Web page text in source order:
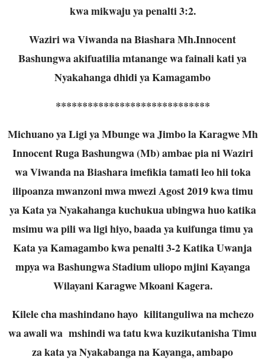
kwa mikwaju ya penalti 3:2.
Waziri wa Viwanda na Biashara Mh.Innocent
Bashungwa akifuatilia mtanange wa fainali kati ya
Nyakahanga dhidi ya Kamagambo
*****************************
Michuano ya Ligi ya Mbunge wa Jimbo la Karagwe Mh
Innocent Ruga Bashungwa (Mb) ambae pia ni Waziri
wa Viwanda na Biashara imefikia tamati leo hii toka
ilipoanza mwanzoni mwa mwezi Agost 2019 kwa timu
ya Kata ya Nyakahanga kuchukua ubingwa huo katika
msimu wa pili wa ligi hiyo, baada ya kuifunga timu ya
Kata ya Kamagambo kwa penalti 3-2 Katika Uwanja
mpya wa Bashungwa Stadium uliopo mjini Kayanga
Wilayani Karagwe Mkoani Kagera.
Kilele cha mashindano hayo kilitanguliwa na mchezo
wa awali wa mshindi wa tatu kwa kuzikutanisha Timu
za kata ya Nyakabanga na Kayanga, ambapo